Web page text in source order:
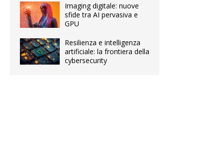
Imaging digitale: nuove
sfide tra AI pervasiva e
GPU
Resilienza e intelligenza
artificiale: la frontiera della
cybersecurity